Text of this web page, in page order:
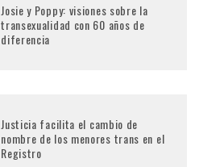
Josie y Poppy: visiones sobre la
transexualidad con 60 años de
diferencia
Justicia facilita el cambio de
nombre de los menores trans en el
Registro